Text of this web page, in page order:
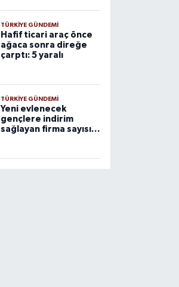
TÜRKIYE GÜNDEMI
Hafif ticari araç önce
ağaca sonra direğe
çarptı: 5 yaralı
TÜRKIYE GÜNDEMI
Yeni evlenecek
gençlere indirim
sağlayan firma sayısı